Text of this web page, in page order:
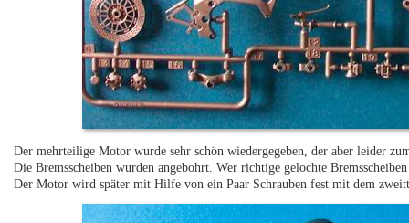
Der mehrteilige Motor wurde sehr schön wiedergegeben, der aber leider
Die Bremsscheiben wurden angebohrt. Wer richtige gelochte
Der Motor wird später mit Hilfe von ein Paar Schrauben fest mit dem